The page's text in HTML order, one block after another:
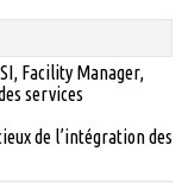
Facility Manager,
services
de l’intégration des